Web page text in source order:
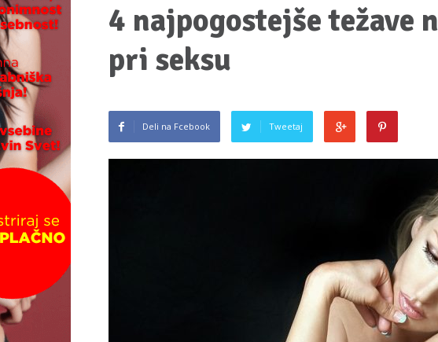
4 najpogostejše težave
pri seksu
Deli na Fcebook Tweetaj